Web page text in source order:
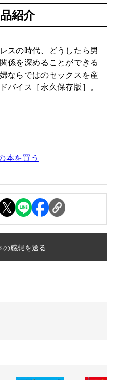
紹介
スの時代、どうしたら男
係を深めることができる
ならではのセックスを産
バイス［永久保存版］。
本を買う
の感想を送る